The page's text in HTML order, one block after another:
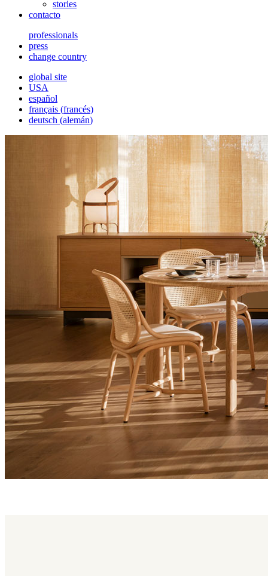
stories
contacto
professionals
press
change country
global site
USA
español
français (francés)
deutsch (alemán)